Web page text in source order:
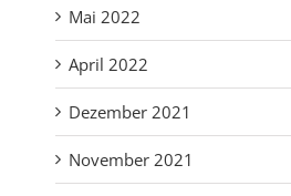
Mai 2022
April 2022
Dezember 2021
November 2021